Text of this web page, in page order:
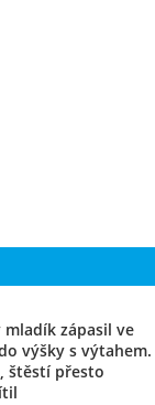
mladík zápasil ve
výšky s výtahem.
štěstí přesto